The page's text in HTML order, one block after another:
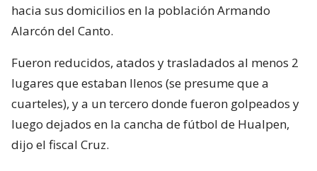
hacia sus domicilios en la población Armando
Alarcón del Canto.
Fueron reducidos, atados y trasladados al menos 2
lugares que estaban llenos (se presume que a
cuarteles), y a un tercero donde fueron golpeados y
luego dejados en la cancha de fútbol de Hualpen,
dijo el fiscal Cruz.